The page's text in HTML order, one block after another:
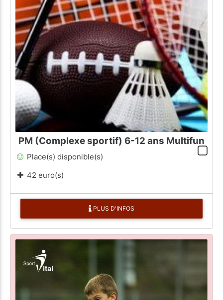
PM (Complexe sportif) 6-12 ans Multifun
Place(s) disponible(s)
42 euro(s)
PLUS D'INFOS